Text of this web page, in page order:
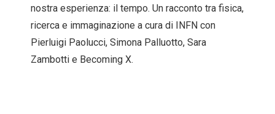
nostra esperienza: il tempo. Un racconto tra fisica,
ricerca e immaginazione a cura di INFN con
Pierluigi Paolucci, Simona Palluotto, Sara
Zambotti e Becoming X.